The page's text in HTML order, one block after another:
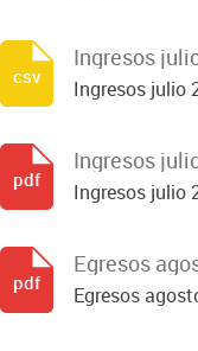
Ingresos
Ingresos julio
csv
Ingresos
Ingresos julio
pdf
Egresos
Egresos
pdf